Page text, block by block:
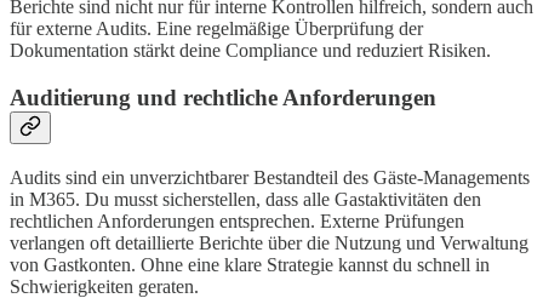
Berichte sind nicht nur für interne Kontrollen hilfreich, sondern auch
für externe Audits. Eine regelmäßige Überprüfung der
Dokumentation stärkt deine Compliance und reduziert Risiken.
Auditierung und rechtliche Anforderungen
Audits sind ein unverzichtbarer Bestandteil des Gäste-Managements
in M365. Du musst sicherstellen, dass alle Gastaktivitäten den
rechtlichen Anforderungen entsprechen. Externe Prüfungen
verlangen oft detaillierte Berichte über die Nutzung und Verwaltung
von Gastkonten. Ohne eine klare Strategie kannst du schnell in
Schwierigkeiten geraten.